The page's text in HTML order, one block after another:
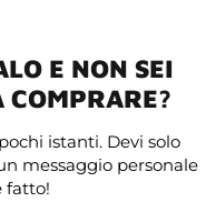
E NON SEI
COMPRARE?
istanti. Devi solo
messaggio personale
fatto!